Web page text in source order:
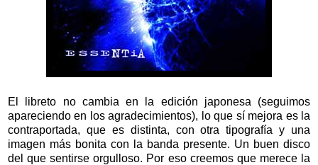
El libreto no cambia en la edición japonesa (seguimos
apareciendo en los agradecimientos), lo que sí mejora es la
contraportada, que es distinta, con otra tipografía y una
imagen más bonita con la banda presente. Un buen disco
del que sentirse orgulloso. Por eso creemos que merece la